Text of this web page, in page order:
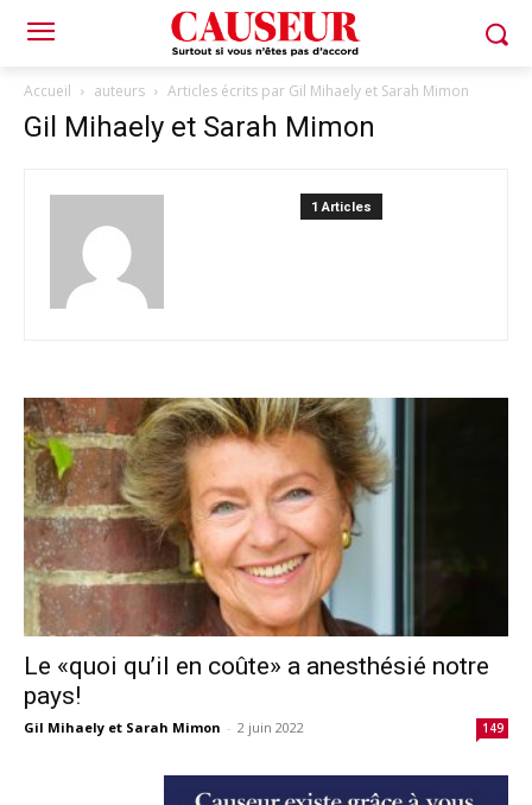
Accueil auteurs Articles écrits par Gil Mihaely et Sarah Mimon
Gil Mihaely et Sarah Mimon
1 Articles
Le «quoi qu’il en coûte» a anesthésié notre
pays!
Gil Mihaely et Sarah Mimon - 2 juin 2022 149